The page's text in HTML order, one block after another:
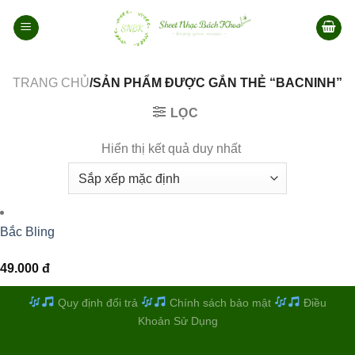
qua
TRANG CHỦ/SẢN PHẨM ĐƯỢC GẮN THẺ “BACNINH”
LỌC
Hiển thị kết quả duy nhất
Bắc Bling
49.000 đ
Quy định đổi trả Chính sách bảo mật
Điều
Khoản Sử Dụng